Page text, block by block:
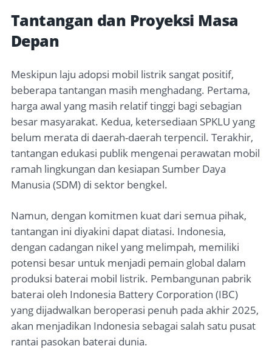
Tantangan dan Proyeksi Masa
Depan
Meskipun laju adopsi mobil listrik sangat positif,
beberapa tantangan masih menghadang. Pertama,
harga awal yang masih relatif tinggi bagi sebagian
besar masyarakat. Kedua, ketersediaan SPKLU yang
belum merata di daerah-daerah terpencil. Terakhir,
tantangan edukasi publik mengenai perawatan mobil
ramah lingkungan dan kesiapan Sumber Daya
Manusia (SDM) di sektor bengkel.
Namun, dengan komitmen kuat dari semua pihak,
tantangan ini diyakini dapat diatasi. Indonesia,
dengan cadangan nikel yang melimpah, memiliki
potensi besar untuk menjadi pemain global dalam
produksi baterai mobil listrik. Pembangunan pabrik
baterai oleh Indonesia Battery Corporation (IBC)
yang dijadwalkan beroperasi penuh pada akhir 2025,
akan menjadikan Indonesia sebagai salah satu pusat
rantai pasokan baterai dunia.